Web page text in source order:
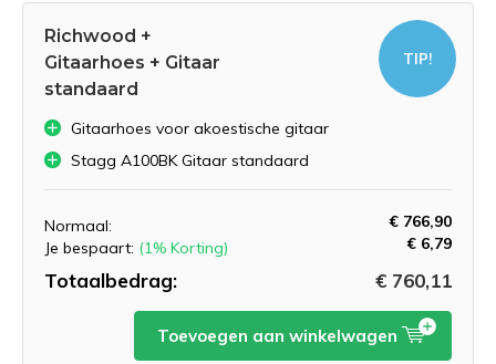
Richwood +
Gitaarhoes + Gitaar
standaard
Gitaarhoes voor akoestische gitaar
Stagg A100BK Gitaar standaard
Normaal:
€ 766,90
Je bespaart: (1% Korting) € 6,79
Totaalbedrag: € 760,11
TIP!
Toevoegen aan winkelwagen